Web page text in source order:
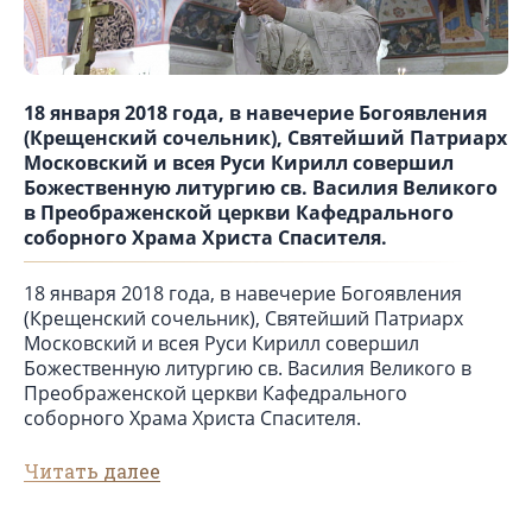
18 января 2018 года, в навечерие Богоявления
(Крещенский сочельник), Святейший Патриарх
Московский и всея Руси Кирилл совершил
Божественную литургию св. Василия Великого
в Преображенской церкви Кафедрального
соборного Храма Христа Спасителя.
18 января 2018 года, в навечерие Богоявления
(Крещенский сочельник), Святейший Патриарх
Московский и всея Руси Кирилл совершил
Божественную литургию св. Василия Великого в
Преображенской церкви Кафедрального
соборного Храма Христа Спасителя.
Читать далее